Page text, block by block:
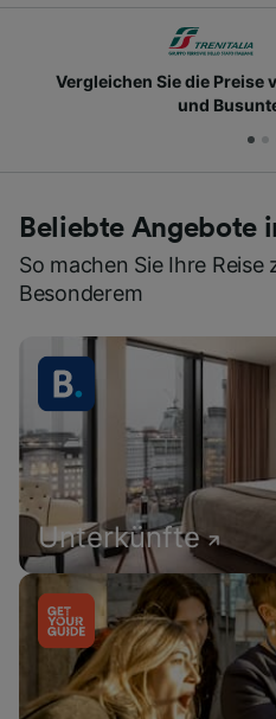
Vergleichen Sie die Preise
und
Beliebte Angebote
So machen Sie Ihre Reise
Besonderem
Unterkünfte